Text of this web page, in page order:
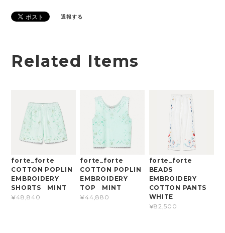
通報する
Related Items
forte_forte
COTTON POPLIN
EMBROIDERY
SHORTS MINT
¥48,840
forte_forte
COTTON POPLIN
EMBROIDERY
TOP MINT
¥44,880
forte_forte
BEADS
EMBROIDERY
COTTON PANTS
WHITE
¥82,500